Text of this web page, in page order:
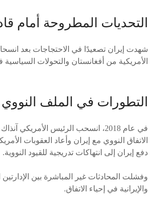
التحديات المطروحة أمام
شهدت إيران تصعيدًا في الاحتجاجات بعد
الأمريكية من أفغانستان والتحولات
التطورات في الملف النووي
في عام 2018، انسحب الرئيس الأمريكي
الاتفاق النووي مع إيران وأعاد العقوبات
دفع إيران إلى انتهاكات تدريجية للقيود النووية.
وفشلت المحادثات غير المباشرة بين الإدارتين
والإيرانية في إحياء الاتفاق.